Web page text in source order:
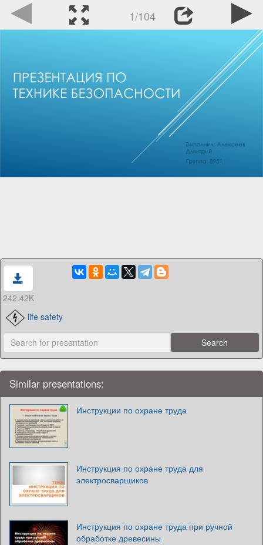
1/104
242.42K
life safety
Similar presentations:
Инструкции по охране труда
Инструкция по охране труда для
электросварщиков
Инструкция по охране труда при ручной
обработке древесины